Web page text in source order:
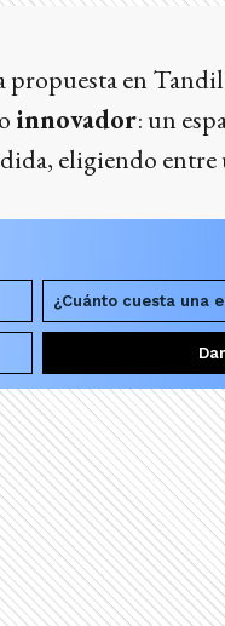
propuesta en
innovador: un
eligiendo
¿Cuánto cuesta una